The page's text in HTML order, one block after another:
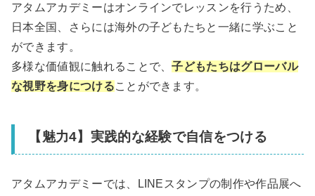
アタムアカデミーはオンラインでレッスンを行うため、
日本全国、さらには海外の子どもたちと一緒に学ぶこと
ができます。
多様な価値観に触れることで、子どもたちはグローバル
な視野を身につけることができます。
【魅力4】実践的な経験で自信をつける
アタムアカデミーでは、LINEスタンプの制作や作品展へ